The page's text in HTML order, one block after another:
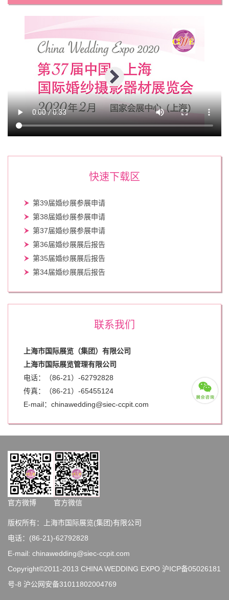
快速下载区
第39届婚纱展参展申请
第38届婚纱展参展申请
第37届婚纱展参展申请
第36届婚纱展展后报告
第35届婚纱展展后报告
第34届婚纱展展后报告
联系我们
上海市国际展览（集团）有限公司
上海市国际展览管理有限公司
电话：（86-21）-62792828
传真：（86-21）-65455124
E-mail：chinawedding@siec-ccpit.com
官方微博 官方微信
版权所有：上海市国际展览(集团)有限公司
电话：(86-21)-62792828
E-mail: chinawedding@siec-ccpit.com
Copyright©2011-2013 CHINA WEDDING EXPO 沪ICP备05026181
号-8 沪公网安备31011802004769